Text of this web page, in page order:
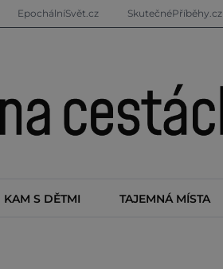
EpochálníSvět.cz SkutečnéPříběhy.cz
KAM S DĚTMI TAJEMNÁ MÍSTA